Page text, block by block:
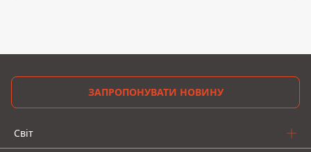
ЗАПРОПОНУВАТИ НОВИНУ
Світ